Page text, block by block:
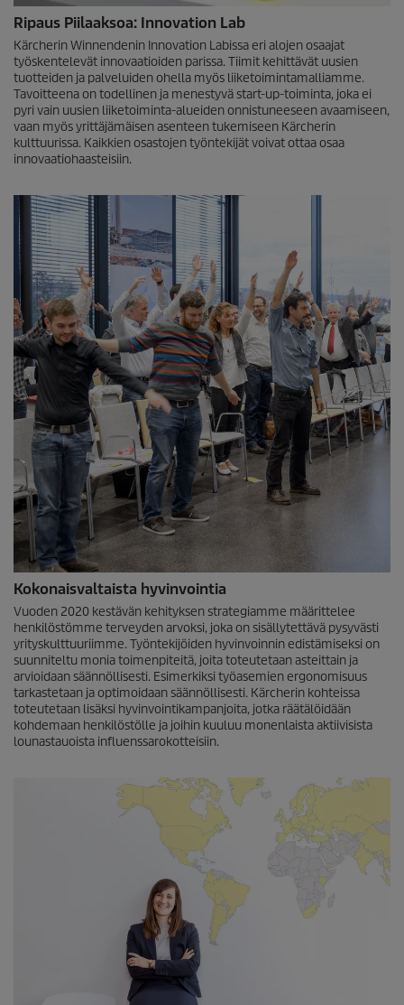
Ripaus Piilaaksoa: Innovation Lab
Kärcherin Winnendenin Innovation Labissa eri alojen osaajat
työskentelevät innovaatioiden parissa. Tiimit kehittävät uusien
tuotteiden ja palveluiden ohella myös liiketoimintamalliamme.
Tavoitteena on todellinen ja menestyvä start-up-toiminta, joka ei
pyri vain uusien liiketoiminta-alueiden onnistuneeseen avaamiseen,
vaan myös yrittäjämäisen asenteen tukemiseen Kärcherin
kulttuurissa. Kaikkien osastojen työntekijät voivat ottaa osaa
innovaatiohaasteisiin.
Kokonaisvaltaista hyvinvointia
Vuoden 2020 kestävän kehityksen strategiamme määrittelee
henkilöstömme terveyden arvoksi, joka on sisällytettävä pysyvästi
yrityskulttuuriimme. Työntekijöiden hyvinvoinnin edistämiseksi on
suunniteltu monia toimenpiteitä, joita toteutetaan asteittain ja
arvioidaan säännöllisesti. Esimerkiksi työasemien ergonomisuus
tarkastetaan ja optimoidaan säännöllisesti. Kärcherin kohteissa
toteutetaan lisäksi hyvinvointikampanjoita, jotka räätälöidään
kohdemaan henkilöstölle ja joihin kuuluu monenlaista aktiivisista
lounastauoista influenssarokotteisiin.